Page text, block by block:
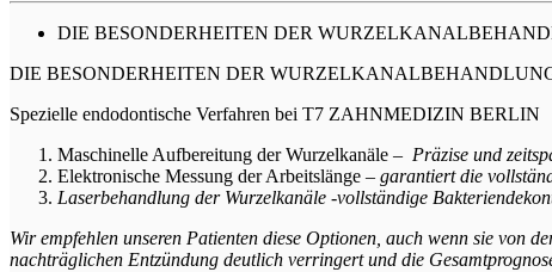
DIE BESONDERHEITEN DER
DIE BESONDERHEITEN DER
Spezielle endodontische Verfahren bei T7 ZAHNMEDIZIN BERLIN
Maschinelle Aufbereitung der Wurzelkanäle – Präzise und
Elektronische Messung der Arbeitslänge – garantiert die
Laserbehandlung der Wurzelkanäle -vollständige
Wir empfehlen unseren Patienten diese Optionen, auch wenn sie von
nachträglichen Entzündung deutlich verringert und die